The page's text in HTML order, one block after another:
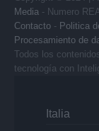
Media - Numero
Contacto - Politica
Procesamiento de
Todos los
tecnología con
Italia